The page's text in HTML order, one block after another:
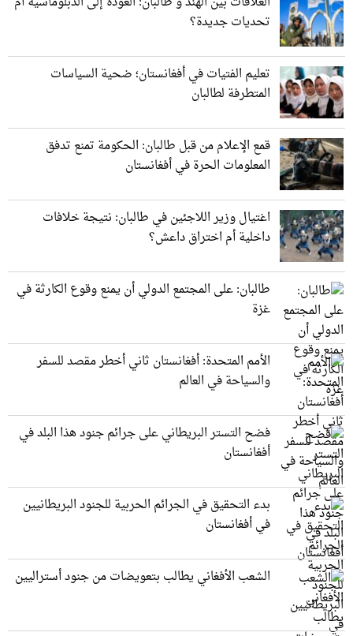
تحديات جديدة؟
تعليم الفتيات في أفغانستان؛ ضحية السياسات
المتطرفة لطالبان
قمع الإعلام من قبل طالبان: الحكومة تمنع تدفق
المعلومات الحرة في أفغانستان
اغتيال وزير اللاجئين في طالبان: نتيجة خلافات
داخلية أم اختراق داعش؟
طالبان: على المجتمع الدولي أن يمنع وقوع الكارثة في
غزة
الأمم المتحدة: أفغانستان ثاني أخطر مقصد للسفر
والسياحة في العالم
فضح التستر البريطاني على جرائم جنود هذا البلد في
أفغانستان
بدء التحقيق في الجرائم الحربیة للجنود البريطانيین
في أفغانستان
الشعب الأفغاني يطالب بتعويضات من جنود أستراليين